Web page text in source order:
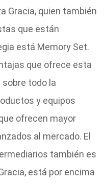
Gracia, quien también
que están
está Memory Set.
que ofrece esta
todo la
y equipos
ofrecen mayor
al mercado. El
también es
está por encima